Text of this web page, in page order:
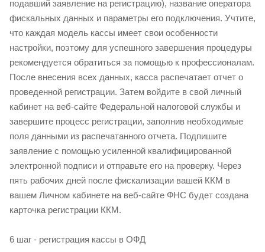
подавший заявление на регистрацию), название оператора
фискальных данных и параметры его подключения. Учтите,
что каждая модель кассы имеет свои особенности
настройки, поэтому для успешного завершения процедуры
рекомендуется обратиться за помощью к профессионалам.
После внесения всех данных, касса распечатает отчет о
проведенной регистрации. Затем войдите в свой личный
кабинет на веб-сайте Федеральной налоговой службы и
завершите процесс регистрации, заполнив необходимые
поля данными из распечатанного отчета. Подпишите
заявление с помощью усиленной квалифицированной
электронной подписи и отправьте его на проверку. Через
пять рабочих дней после фискализации вашей ККМ в
вашем Личном кабинете на веб-сайте ФНС будет создана
карточка регистрации ККМ.
6 шаг - регистрация кассы в ОФД